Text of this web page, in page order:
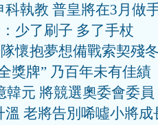
執教 普皇將在3月做
少了刷子 多了手杖
懷抱夢想備戰索契殘
獎牌” 乃百年未有佳績
韓元 將競選奧委會委員
老將告別唏噓小將成